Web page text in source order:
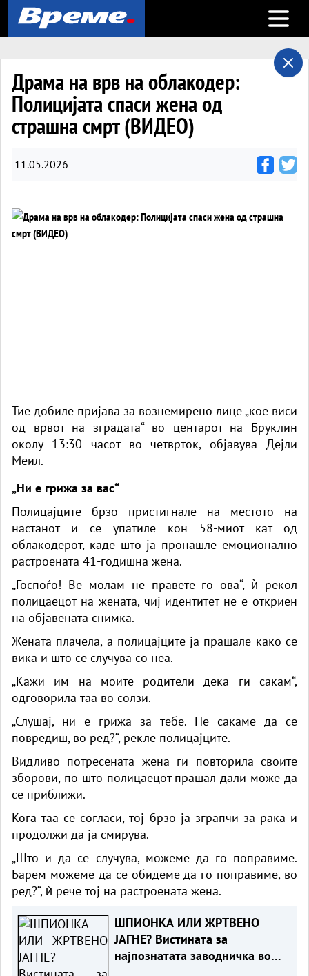
Open
Драма на врв на облакодер:
Полицијата спаси жена од
страшна смрт (ВИДЕО)
11.05.2026
Тие добиле пријава за вознемирено лице „кое виси
од врвот на зградата“ во центарот на Бруклин
околу 13:30 часот во четврток,објавува Дејли
Меил.
„Ни е грижа за вас“
Полицајците брзо пристигнале на местото на
настанот и се упатиле кон 58-миот кат од
облакодерот, каде што ја пронашле емоционално
растроената 41-годишна жена.
„Госпоѓо! Ве молам не правете го ова“, ѝ рекол
полицаецот на жената, чиј идентитет не е откриен
на објавената снимка.
Жената плачела, а полицајците ја прашале како се
вика и што се случува со неа.
„Кажи им на моите родители дека ги сакам“,
одговорила таа во солзи.
„Слушај, ни е грижа за тебе. Не сакаме да се
повредиш, во ред?“, рекле полицајците.
Видливо потресената жена ги повторила своите
зборови, по што полицаецот прашал дали може да
се приближи.
Кога таа се согласи, тој брзо ја зграпчи за рака и
продолжи да ја смирува.
„Што и да се случува, можеме да го поправиме.
Барем можеме да се обидеме да го поправиме, во
ред?“, ѝ рече тој на растроената жена.
ШПИОНКА ИЛИ ЖРТВЕНО
ЈАГНЕ? Вистината за
најпознатата заводничка во